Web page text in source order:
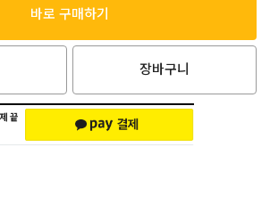
바로 구매하기
장바구니